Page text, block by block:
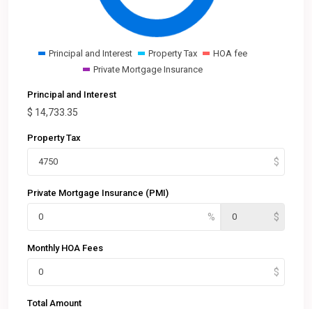
Principal and Interest Property Tax
HOA fee
Private Mortgage Insurance
Principal and Interest
$ 14,733.35
Property Tax
Private Mortgage Insurance (PMI)
Monthly HOA Fees
Total Amount